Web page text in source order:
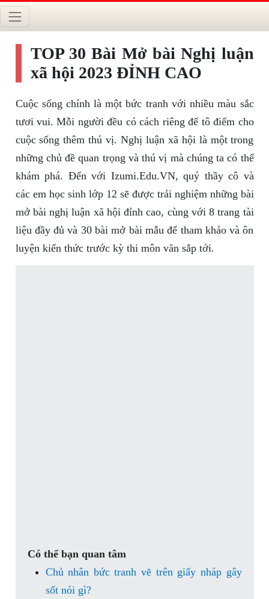
TOP 30 Bài Mở bài Nghị luận
xã hội 2023 ĐỈNH CAO
Cuộc sống chính là một bức tranh với nhiều màu sắc
tươi vui. Mỗi người đều có cách riêng để tô điểm cho
cuộc sống thêm thú vị. Nghị luận xã hội là một trong
những chủ đề quan trọng và thú vị mà chúng ta có thể
khám phá. Đến với Izumi.Edu.VN, quý thầy cô và
các em học sinh lớp 12 sẽ được trải nghiệm những bài
mở bài nghị luận xã hội đỉnh cao, cùng với 8 trang tài
liệu đầy đủ và 30 bài mở bài mẫu để tham khảo và ôn
luyện kiến thức trước kỳ thi môn văn sắp tới.
Có thể bạn quan tâm
Chủ nhân bức tranh vẽ trên giấy nháp gây
sốt nói gì?